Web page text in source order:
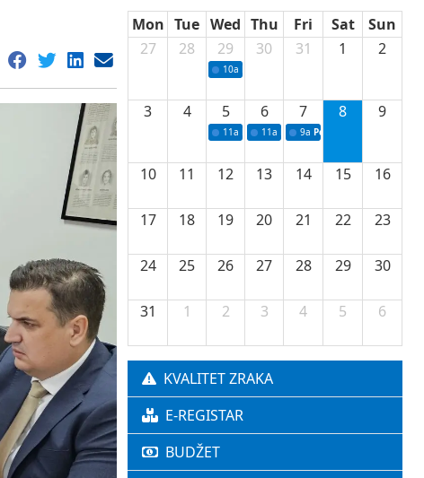
Mon Tue Wed Thu Fri Sat
Sun
27
28 29
10a Potpisivanje ugovora sa neprofitnim
30 31 1 2
3 4 5
11a Potpisivanje ugovora o stipendijama
6
11a Podrška razvoju vodne
7
9a Početak izgradnje nove
8 9
10 11 12 13 14 15 16
17 18 19 20 21 22 23
24 25 26 27 28 29 30
31 1 2 3 4 5 6
KVALITET ZRAKA
E-REGISTAR
BUDŽET